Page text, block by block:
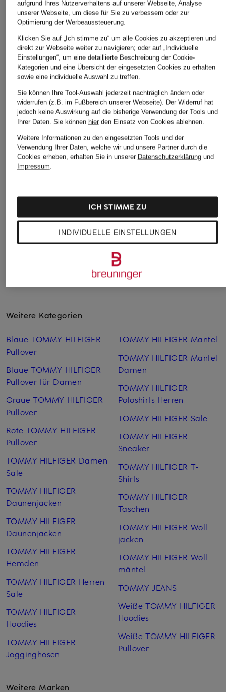
+Aktionsrabatt
InWear
Jeansjacke MABLEIW
109,99 €
Ursprünglich:189,99 €
+Aktionsrabatt
OH APRIL
+Aktionsrabatt
7 for all mankind
179,99 €
Ursprünglich:299,99 €
Weitere Kategorien
Blaue TOMMY HILFIGER
Pullover
Blaue TOMMY HILFIGER
Pullover für Damen
Graue TOMMY HILFIGER
Pullover
Rote TOMMY HILFIGER
Pullover
TOMMY HILFIGER Damen
Sale
TOMMY HILFIGER
Daunenjacken
TOMMY HILFIGER
Daunenjacken
TOMMY HILFIGER
Hemden
TOMMY HILFIGER Herren
Sale
TOMMY HILFIGER
Hoodies
TOMMY HILFIGER
Jogginghosen
TOMMY HILFIGER Mantel
TOMMY HILFIGER Mantel
Damen
TOMMY HILFIGER
Poloshirts Herren
TOMMY HILFIGER Sale
TOMMY HILFIGER
Sneaker
TOMMY HILFIGER T-
Shirts
TOMMY HILFIGER
Taschen
TOMMY HILFIGER Woll­
jacken
TOMMY HILFIGER Woll­
mäntel
TOMMY JEANS
Weiße TOMMY HILFIGER
Hoodies
Weiße TOMMY HILFIGER
Pullover
Weitere Marken
aufgrund Ihres Nutzerverhaltens auf unserer Webseite, Analyse
unserer Webseite, um diese für Sie zu verbessern oder zur
Optimierung der Werbeaussteuerung.
Klicken Sie auf „Ich stimme zu“ um alle Cookies zu akzeptieren und
direkt zur Webseite weiter zu navigieren; oder auf „Individuelle
Einstellungen“, um eine detaillierte Beschreibung der Cookie-
Kategorien und eine Übersicht der eingesetzten Cookies zu erhalten
sowie eine individuelle Auswahl zu treffen.
Sie können Ihre Tool-Auswahl jederzeit nachträglich ändern oder
widerrufen (z.B. im Fußbereich unserer Webseite). Der Widerruf hat
jedoch keine Auswirkung auf die bisherige Verwendung der Tools und
Ihrer Daten. Sie können hierden Einsatz von Cookies ablehnen.
Weitere Informationen zu den eingesetzten Tools und der
Verwendung Ihrer Daten, welche wir und unsere Partner durch die
Cookies erheben, erhalten Sie in unserer Datenschutzerklärungund
Impressum.
INDIVIDUELLE EINSTELLUNGEN
ICH STIMME ZU